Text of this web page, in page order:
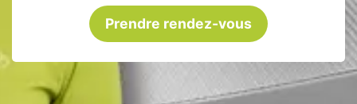
Prendre rendez-vous